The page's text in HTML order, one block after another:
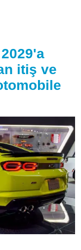
itiş ve